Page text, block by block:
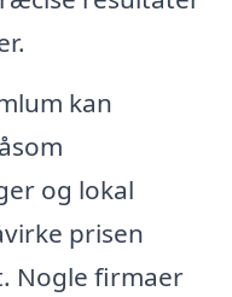
kan
og lokal
prisen
Nogle firmaer